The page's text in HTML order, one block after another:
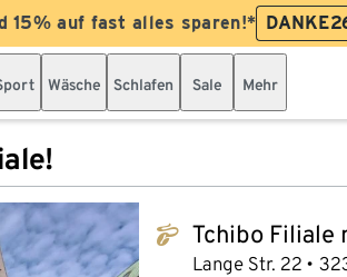
15% auf fast alles sparen!*
Wäsche Schlafen Sale Mehr
tchibo_logo Tchibo Filiale
Lange Str. 22